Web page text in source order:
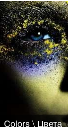
Colors \ Цвета